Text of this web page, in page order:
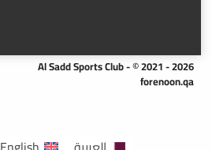
Al Sadd Sports Club - © 2021 - 2026
forenoon.qa